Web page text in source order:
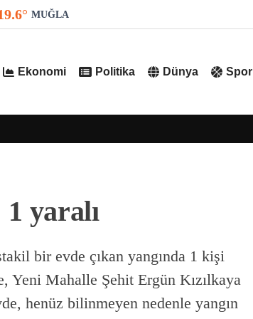
° MUĞLA
Ekonomi Politika Dünya Spor
1 yaralı
bir evde çıkan yangında 1 kişi
Mahalle Şehit Ergün Kızılkaya
henüz bilinmeyen nedenle yangın